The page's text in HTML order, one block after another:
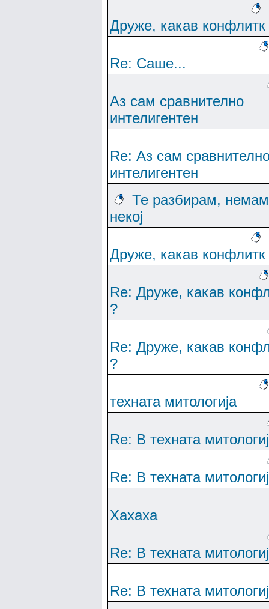
Друже, какав конфлитк
Re: Саше...
Аз сам сравнително
интелигентен
Re: Аз сам
интелигентен
Те разбирам, немам
некој
Друже, какав конфлитк
Re: Друже, какав
?
Re: Друже, какав
?
техната митологија
Re: В техната
Re: В техната
Хахаха
Re: В техната
Re: В техната